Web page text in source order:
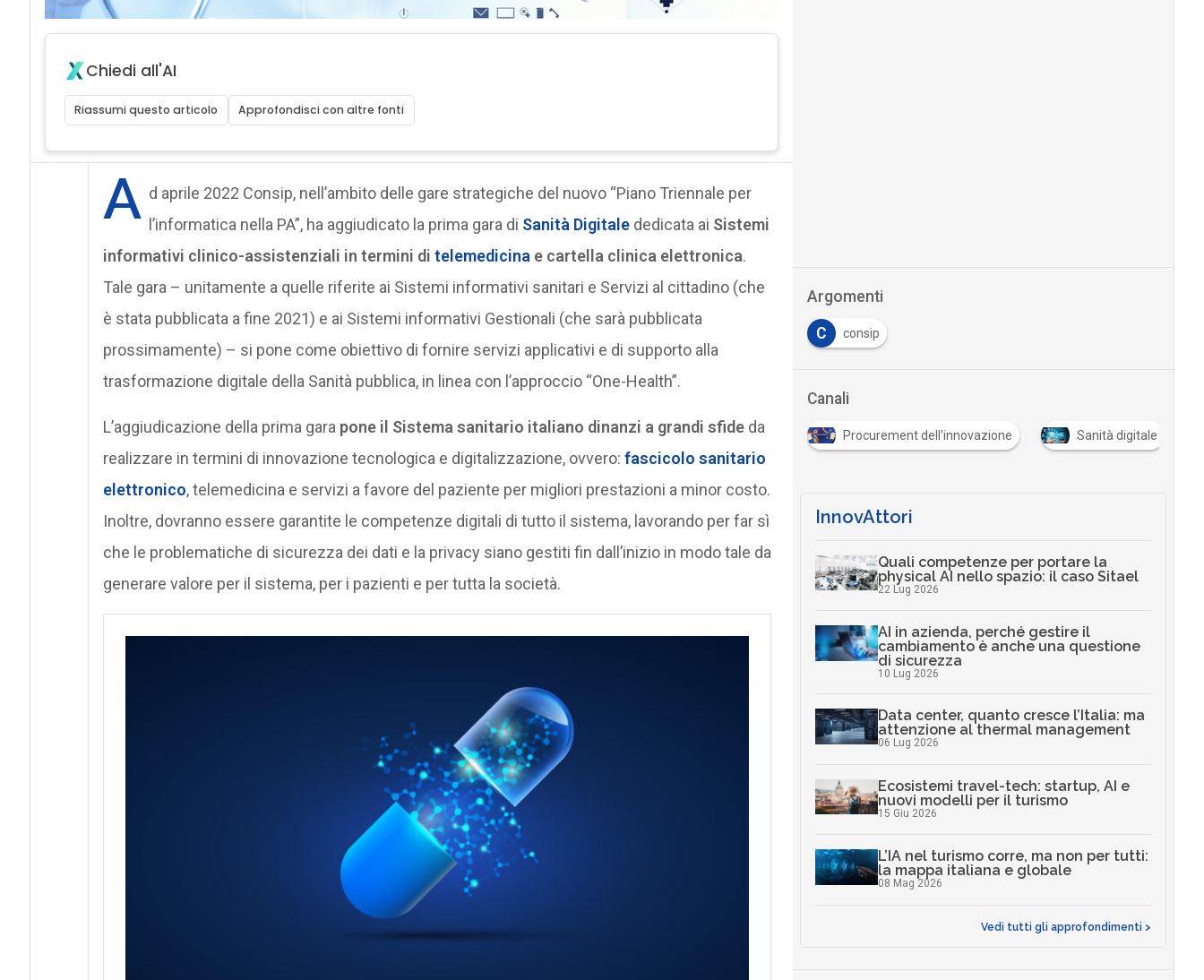
Chiedi all'AI
Riassumi questo articolo Approfondisci con altre fonti
A d aprile 2022 Consip, nell’ambito delle gare strategiche del nuovo “Piano Triennale per
l’informatica nella PA”, ha aggiudicato la prima gara di Sanità Digitalededicata ai Sistemi
informativi clinico-assistenziali in termini di telemedicina e cartella clinica elettronica.
Tale gara – unitamente a quelle riferite ai Sistemi informativi sanitari e Servizi al cittadino (che
è stata pubblicata a fine 2021) e ai Sistemi informativi Gestionali (che sarà pubblicata
prossimamente) – si pone come obiettivo di fornire servizi applicativi e di supporto alla
trasformazione digitale della Sanità pubblica, in linea con l’approccio “One-Health”.
L’aggiudicazione della prima gara pone il Sistema sanitario italiano dinanzi a grandi sfideda
realizzare in termini di innovazione tecnologica e digitalizzazione, ovvero: fascicolo sanitario
elettronico, telemedicina e servizi a favore del paziente per migliori prestazioni a minor costo.
Inoltre, dovranno essere garantite le competenze digitali di tutto il sistema, lavorando per far sì
che le problematiche di sicurezza dei dati e la privacy siano gestiti fin dall’inizio in modo tale da
generare valore per il sistema, per i pazienti e per tutta la società.
Argomenti
C consip
Canali
Documenti digitali Procurement dell'innovazione Sanità digitale
InnovAttori
Quali competenze per portare la
physical AI nello spazio: il caso Sitael
22 Lug 2026
AI in azienda, perché gestire il
cambiamento è anche una questione
di sicurezza
10 Lug 2026
Data center, quanto cresce l’Italia: ma
attenzione al thermal management
06 Lug 2026
Ecosistemi travel-tech: startup, AI e
nuovi modelli per il turismo
15 Giu 2026
L’IA nel turismo corre, ma non per tutti:
la mappa italiana e globale
08 Mag 2026
Vedi tutti gli approfondimenti >